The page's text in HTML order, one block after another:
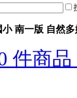
小 南一版 自然
件商